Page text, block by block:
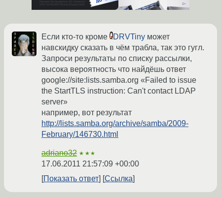
Если кто-то кроме DRVTiny может
навскидку сказать в чём трабла, так это гугл.
Запроси результаты по списку рассылки,
высока вероятность что найдёшь ответ
google://site:lists.samba.org «Failed to issue
the StartTLS instruction: Can't contact LDAP
server»
например, вот результат
http://lists.samba.org/archive/samba/2009-
February/146730.html
adriano32 ★★★
17.06.2011 21:57:09 +00:00
Показать ответ
Ссылка